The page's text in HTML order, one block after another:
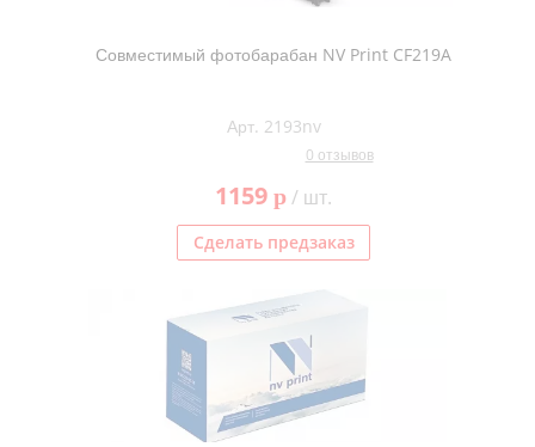
Совместимый фотобарабан NV Print CF219A
Арт. 2193nv
0 отзывов
1159 p/ шт.
Сделать предзаказ